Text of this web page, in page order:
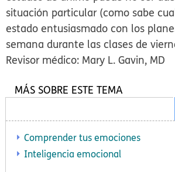
situación particular (como sabe
estado entusiasmado con los
semana durante las clases de
Revisor médico: Mary L. Gavin, MD
MÁS SOBRE ESTE TEMA
Comprender tus emociones
Inteligencia emocional